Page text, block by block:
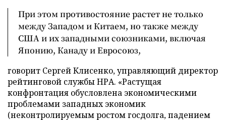
При этом противостояние растет не только
между Западом и Китаем, но также между
США и их западными союзниками, включая
Японию, Канаду и Евросоюз,
говорит Сергей Клисенко, управляющий директор
рейтинговой службы НРА. «Растущая
конфронтация обусловлена экономическими
проблемами западных экономик
(неконтролируемым ростом госдолга, падением